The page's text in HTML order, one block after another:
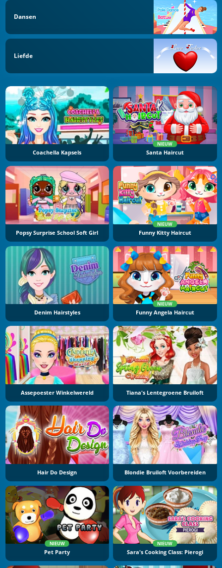
Dansen
Liefde
Coachella Kapsels
NIEUW
Santa Haircut
Popsy Surprise School Soft Girl
NIEUW
Funny Kitty Haircut
Denim Hairstyles
NIEUW
Funny Angela Haircut
Assepoester Winkelwereld Tiana's Lentegroene Bruiloft
Hair Do Design Blondie Bruiloft Voorbereiden
NIEUW
Pet Party
NIEUW
Sara's Cooking Class: Pierogi